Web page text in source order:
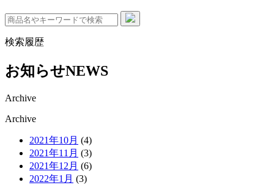
検索履歴
お知らせNEWS
Archive
Archive
2021年10月 (4)
2021年11月 (3)
2021年12月 (6)
2022年1月 (3)